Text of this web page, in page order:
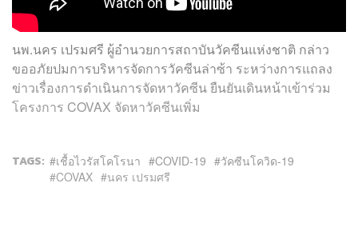
นพ.นคร เปรมศรี ผู้อำนวยการสถาบันวัคซีนแห่งชาติ กล่าว
ขออภัยปมการบริหารจัดการวัคซีนล่าซ้า ระหว่างการแถลง
ข่าวเรื่องการดำเนินการจัดหาวัคซีน ยืนยันเดินหน้าเข้าร่วม
โครงการ COVAX จัดหาวัคซีนเพิ่ม
TAGS: เชื้อไวรัสโคโรนา COVID-19
วัคซีนโควิด-19
COVAX
นคร เปรมศรี